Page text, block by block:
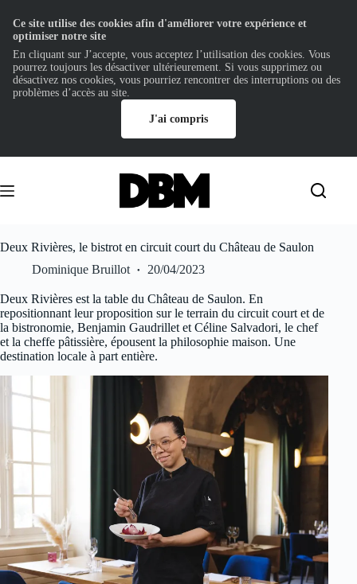
contenu
Deux Rivières, le bistrot en circuit court du Château de Saulon
Dominique Bruillot
20/04/2023
Deux Rivières est la table du Château de Saulon. En
repositionnant leur proposition sur le terrain du circuit court et de
la bistronomie, Benjamin Gaudrillet et Céline Salvadori, le chef
et la cheffe pâtissière, épousent la philosophie maison. Une
destination locale à part entière.
Ce site utilise des cookies afin d'améliorer votre expérience et
optimiser notre site
En cliquant sur J’accepte, vous acceptez l’utilisation des cookies. Vous
pourrez toujours les désactiver ultérieurement. Si vous supprimez ou
désactivez nos cookies, vous pourriez rencontrer des interruptions ou des
problèmes d’accès au site.
J'ai compris